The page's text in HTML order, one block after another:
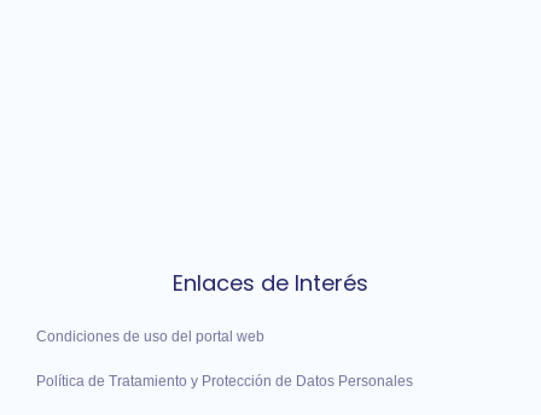
Enlaces de Interés
Condiciones de uso del portal web
Política de Tratamiento y Protección de Datos Personales